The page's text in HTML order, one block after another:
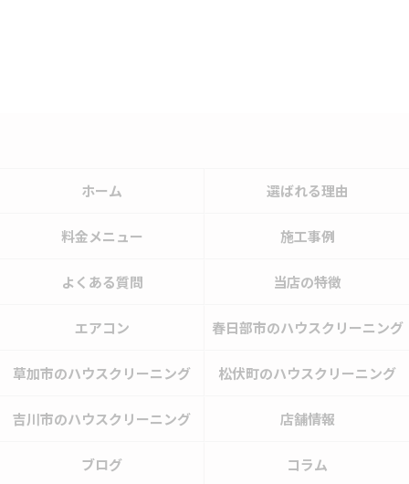
ホーム 選ばれる理由
料金メニュー 施工事例
よくある質問 当店の特徴
エアコン 春日部市のハウスクリーニング
草加市のハウスクリーニング 松伏町のハウスクリーニング
吉川市のハウスクリーニング 店舗情報
ブログ コラム